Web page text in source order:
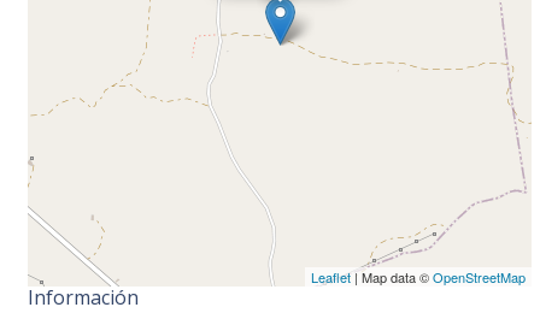
Leaflet| Map data ©OpenStreetMap
Información